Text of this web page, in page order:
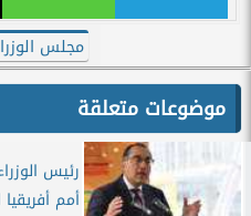
مجلس
موضوعات متعلقة
رئيس
أمم أفريقيا